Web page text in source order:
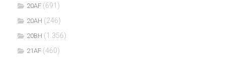
20AF (691)
20AH (246)
20BH (1.356)
21AF (460)